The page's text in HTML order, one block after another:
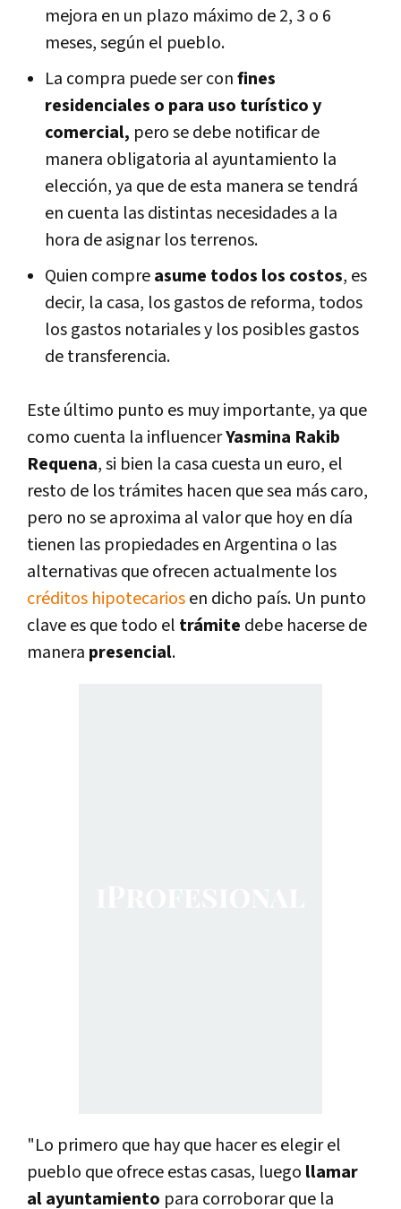
mejora en un plazo máximo de 2, 3 o 6
meses, según el pueblo.
La compra puede ser confines
residenciales o para uso turístico y
comercial, pero se debe notificar de
manera obligatoria al ayuntamiento la
elección, ya que de esta manera se tendrá
en cuenta las distintas necesidades a la
hora de asignar los terrenos.
Quien compreasume todos los costos, es
decir, la casa, los gastos de reforma, todos
los gastos notariales y los posibles gastos
de transferencia.
Este último punto es muy importante, ya que
como cuenta la influencerYasmina Rakib
Requena, si bien la casa cuesta un euro, el
resto de los trámites hacen que sea más caro,
pero no se aproxima al valor que hoy en día
tienen las propiedades en Argentina o las
alternativas que ofrecen actualmente los
créditos hipotecariosen dicho país. Un punto
clave es que todo el trámite debe hacerse de
manera presencial.
"Lo primero que hay que hacer es elegir el
pueblo que ofrece estas casas, luego llamar
al ayuntamiento para corroborar que la